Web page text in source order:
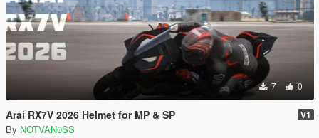
7 0
Arai RX7V 2026 Helmet for MP & SP V1
By NOTVAN0SS